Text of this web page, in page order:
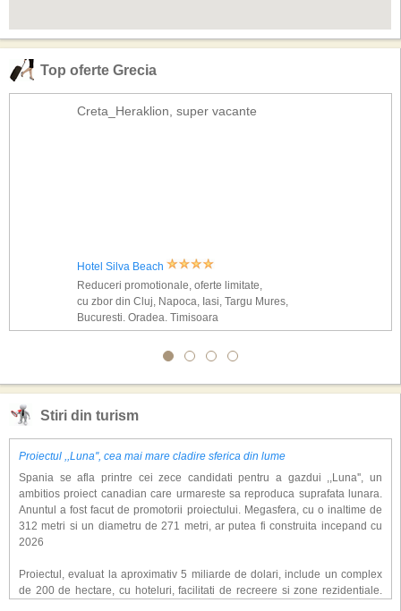
Top oferte Grecia
Creta_Heraklion, super vacante
Hotel Silva Beach
Reduceri promotionale, oferte limitate,
cu zbor din Cluj, Napoca, Iasi, Targu Mures,
Bucuresti, Oradea, Timisoara
Stiri din turism
Proiectul ,,Luna'', cea mai mare cladire sferica din lume
Spania se afla printre cei zece candidati pentru a gazdui ,,Luna'', un
ambitios proiect canadian care urmareste sa reproduca suprafata lunara.
Anuntul a fost facut de promotorii proiectului. Megasfera, cu o inaltime de
312 metri si un diametru de 271 metri, ar putea fi construita incepand cu
2026
Proiectul, evaluat la aproximativ 5 miliarde de dolari, include un complex
de 200 de hectare, cu hoteluri, facilitati de recreere si zone rezidentiale.